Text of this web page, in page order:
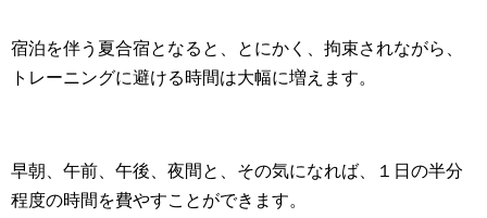
宿泊を伴う夏合宿となると、とにかく、拘束されながら、
トレーニングに避ける時間は大幅に増えます。
早朝、午前、午後、夜間と、その気になれば、１日の半分
程度の時間を費やすことができます。